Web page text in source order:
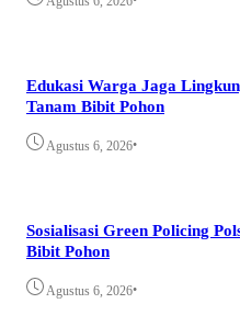
Edukasi Warga Jaga
Tanam Bibit Pohon
Agustus 6, 2026•
Sosialisasi Green Policing
Bibit Pohon
Agustus 6, 2026•